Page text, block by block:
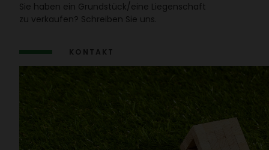
Sie haben ein Grund­stück/​eine Liegen­schaft
zu verkaufen? Schreiben Sie uns.
KONTAKT